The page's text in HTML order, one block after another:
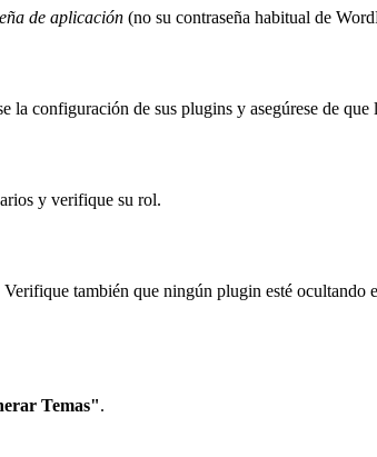
de aplicación (no su contraseña habitual de
configuración de sus plugins y asegúrese de
y verifique su rol.
también que ningún plugin esté ocultando
Temas".